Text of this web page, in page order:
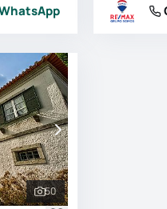
Ver todas as fotografias
50